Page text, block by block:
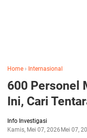
Home › Internasional
600 Personel
Ini, Cari
Info Investigasi
Kamis, Mei 07, 2026 Mei 07,